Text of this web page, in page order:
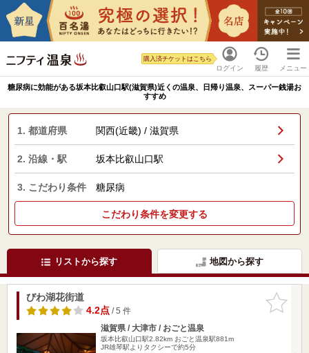
ログイン
購入済チケットはこちら
履歴 メニュー
糖尿病に効能がある坂本比叡山口駅(滋賀県)近くの温泉、日帰り温泉、スーパー銭湯お
すすめ
1. 都道府県 関西(近畿) / 滋賀県
2. 沿線・駅 坂本比叡山口駅
3. こだわり条件 糖尿病
こだわり条件を変更する
リストから探す 地図から探す
お気に入
りに追加
びわ湖花街道
4.2点/ 5 件
滋賀県 / 大津市 / おごと温泉
坂本比叡山口駅2.82km おごと温泉駅881m
JR雄琴駅よりタクシーで約5分